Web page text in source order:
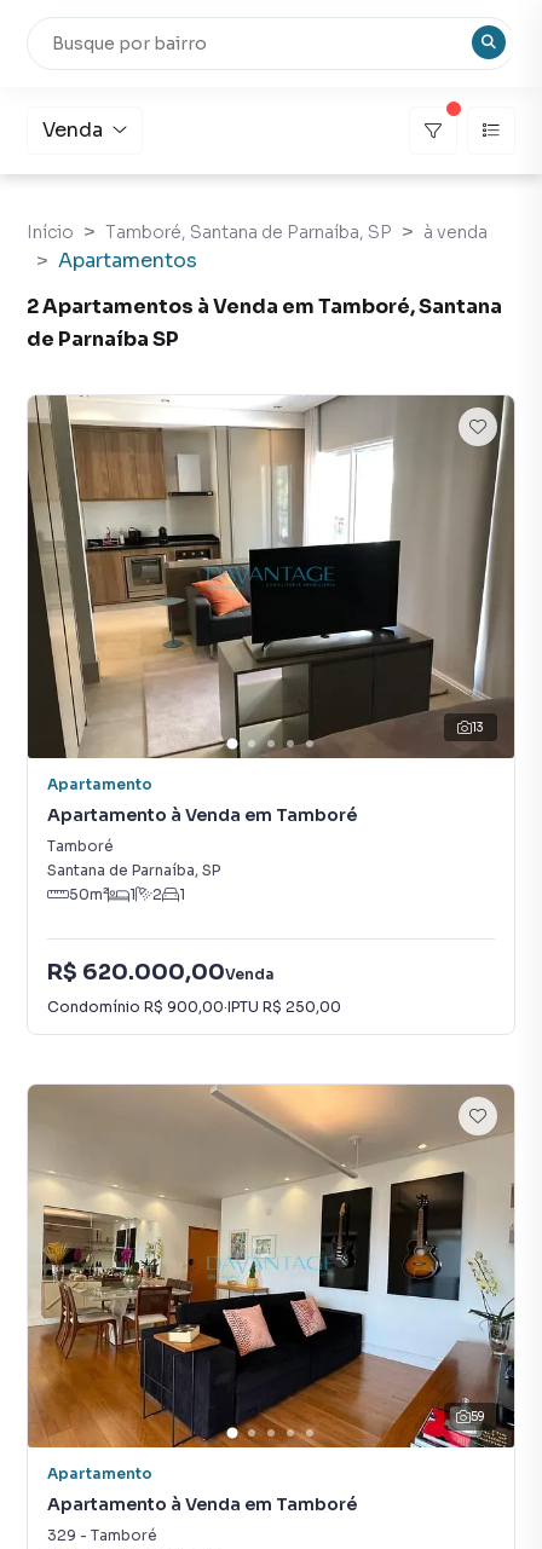
Venda
Início Tamboré, Santana de Parnaíba, SP à venda
Apartamentos
2 Apartamentos à Venda em Tamboré, Santana
de Parnaíba SP
13
Apartamento
Apartamento à Venda em Tamboré
Tamboré
Santana de Parnaíba, SP
50m² 1 2 1
R$ 620.000,00Venda
Condomínio R$ 900,00·IPTU R$ 250,00
59
Apartamento
Apartamento à Venda em Tamboré
329 - Tamboré